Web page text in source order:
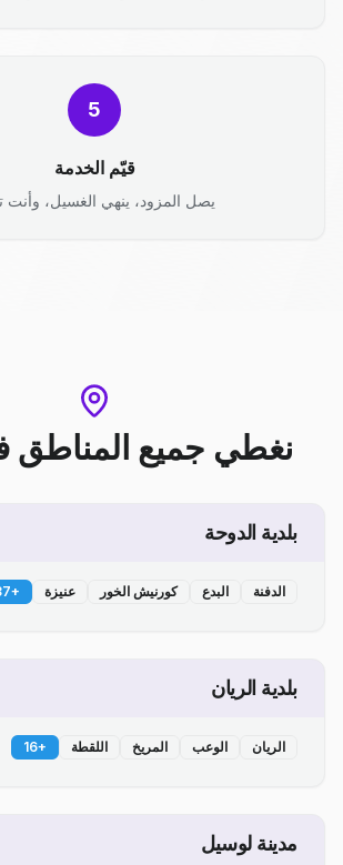
5
قيّم الخدمة
يصل المزود، ينهي الغسيل، وأنت
نغطي جميع المناطق
بلدية الدوحة
الدفنة البدع كورنيش الخور عنيزة +
بلدية الريان
الريان الوعب المريخ اللقطة +
16
مدينة لوسيل